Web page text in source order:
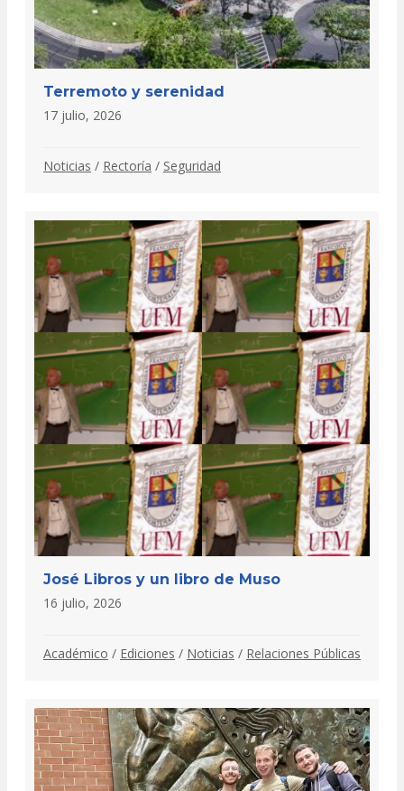
Terremoto y serenidad
17 julio, 2026
Noticias / Rectoría / Seguridad
José Libros y un libro de Muso
16 julio, 2026
Académico / Ediciones / Noticias / Relaciones Públicas